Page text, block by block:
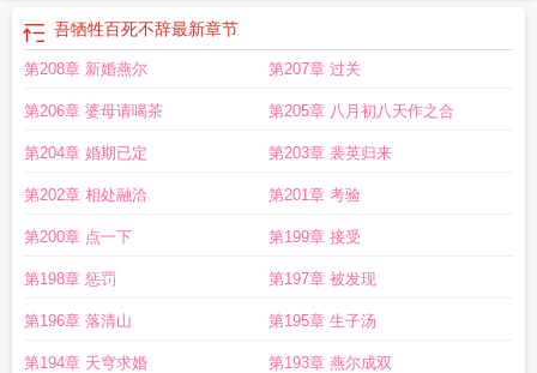
吾牺牲百死不辞最新章节
第208章 新婚燕尔 第207章 过关
第206章 婆母请喝茶 第205章 八月初八天作之合
第204章 婚期已定 第203章 裴英归来
第202章 相处融洽 第201章 考验
第200章 点一下 第199章 接受
第198章 惩罚 第197章 被发现
第196章 落清山 第195章 生子汤
第194章 天穹求婚 第193章 燕尔成双